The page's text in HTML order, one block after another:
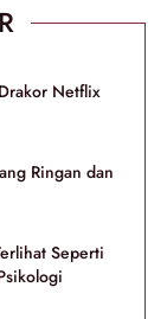
Netflix
Ringan dan
Seperti